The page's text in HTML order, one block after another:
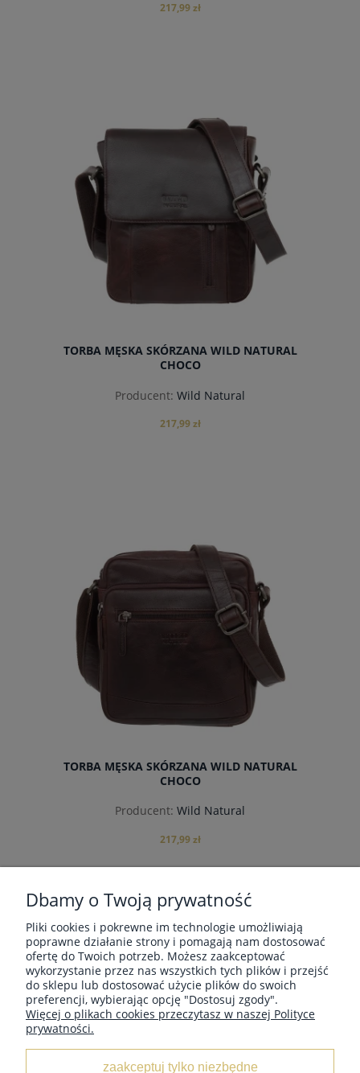
217,99 zł
TORBA MĘSKA SKÓRZANA WILD NATURAL
CHOCO
Producent: Wild Natural
217,99 zł
TORBA MĘSKA SKÓRZANA WILD NATURAL
CHOCO
Producent: Wild Natural
217,99 zł
do koszyka
« 1 2 »
MOJE KONTO
Dbamy o Twoją prywatność
Pliki cookies i pokrewne im technologie umożliwiają
poprawne działanie strony i pomagają nam dostosować
ofertę do Twoich potrzeb. Możesz zaakceptować
wykorzystanie przez nas wszystkich tych plików i przejść
do sklepu lub dostosować użycie plików do swoich
preferencji, wybierając opcję "Dostosuj zgody".
Więcej o plikach cookies przeczytasz w naszej Polityce
prywatności.
zaakceptuj tylko niezbędne